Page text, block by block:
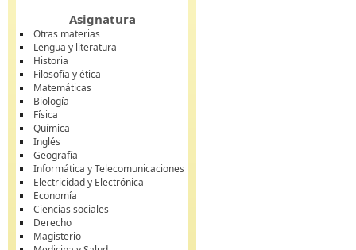
Asignatura
Otras materias
Lengua y literatura
Historia
Filosofía y ética
Matemáticas
Biología
Física
Química
Inglés
Geografía
Informática y Telecomunicaciones
Electricidad y Electrónica
Economía
Ciencias sociales
Derecho
Magisterio